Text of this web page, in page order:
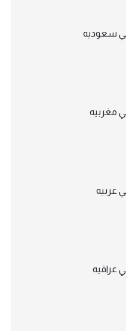
سعوديه
مغربيه
عربيه
عراقيه